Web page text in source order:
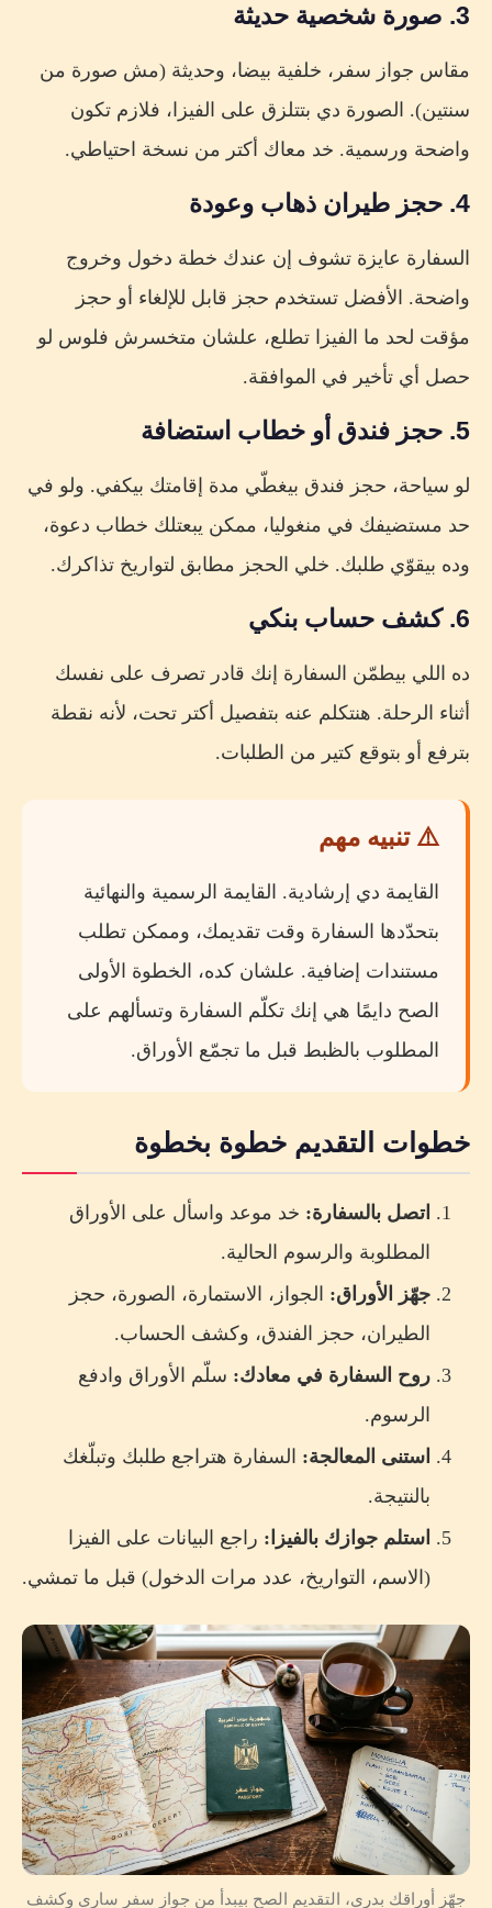
3. صورة شخصية حديثة
مقاس جواز سفر، خلفية بيضا، وحديثة (مش صورة من
سنتين). الصورة دي بتتلزق على الفيزا، فلازم تكون
واضحة ورسمية. خد معاك أكتر من نسخة احتياطي.
4. حجز طيران ذهاب وعودة
السفارة عايزة تشوف إن عندك خطة دخول وخروج
واضحة. الأفضل تستخدم حجز قابل للإلغاء أو حجز
مؤقت لحد ما الفيزا تطلع، علشان متخسرش فلوس لو
حصل أي تأخير في الموافقة.
5. حجز فندق أو خطاب استضافة
لو سياحة، حجز فندق بيغطّي مدة إقامتك بيكفي. ولو في
حد مستضيفك في منغوليا، ممكن يبعتلك خطاب دعوة،
وده بيقوّي طلبك. خلي الحجز مطابق لتواريخ تذاكرك.
6. كشف حساب بنكي
ده اللي بيطمّن السفارة إنك قادر تصرف على نفسك
أثناء الرحلة. هنتكلم عنه بتفصيل أكتر تحت، لأنه نقطة
بترفع أو بتوقع كتير من الطلبات.
⚠️ تنبيه مهم
القايمة دي إرشادية. القايمة الرسمية والنهائية
بتحدّدها السفارة وقت تقديمك، وممكن تطلب
مستندات إضافية. علشان كده، الخطوة الأولى
الصح دايمًا هي إنك تكلّم السفارة وتسألهم على
المطلوب بالظبط قبل ما تجمّع الأوراق.
خطوات التقديم خطوة بخطوة
اتصل بالسفارة: خد موعد واسأل على الأوراق
المطلوبة والرسوم الحالية.
جهّز الأوراق: الجواز، الاستمارة، الصورة، حجز
الطيران، حجز الفندق، وكشف الحساب.
روح السفارة في معادك: سلّم الأوراق وادفع
الرسوم.
استنى المعالجة: السفارة هتراجع طلبك وتبلّغك
بالنتيجة.
استلم جوازك بالفيزا: راجع البيانات على الفيزا
(الاسم، التواريخ، عدد مرات الدخول) قبل ما تمشي.
جهّز أوراقك بدري، التقديم الصح بيبدأ من جواز سفر ساري وكشف